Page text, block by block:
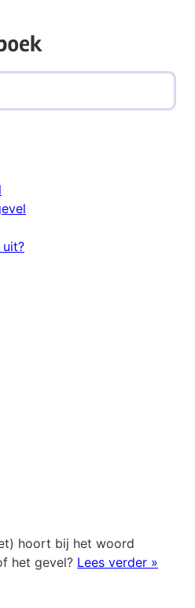
hoort bij het woord
het gevel? Lees verder »